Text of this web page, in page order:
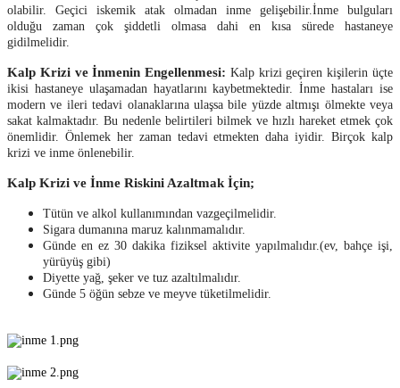
olabilir. Geçici iskemik atak olmadan inme gelişebilir.İnme bulguları
olduğu zaman çok şiddetli olmasa dahi en kısa sürede hastaneye
gidilmelidir.
Kalp Krizi ve İnmenin Engellenmesi: Kalp krizi geçiren kişilerin üçte
ikisi hastaneye ulaşamadan hayatlarını kaybetmektedir. İnme hastaları ise
modern ve ileri tedavi olanaklarına ulaşsa bile yüzde altmışı ölmekte veya
sakat kalmaktadır. Bu nedenle belirtileri bilmek ve hızlı hareket etmek çok
önemlidir. Önlemek her zaman tedavi etmekten daha iyidir. Birçok kalp
krizi ve inme önlenebilir.
Kalp Krizi ve İnme Riskini Azaltmak İçin;
Tütün ve alkol kullanımından vazgeçilmelidir.
Sigara dumanına maruz kalınmamalıdır.
Günde en ez 30 dakika fiziksel aktivite yapılmalıdır.(ev, bahçe işi,
yürüyüş gibi)
Diyette yağ, şeker ve tuz azaltılmalıdır.
Günde 5 öğün sebze ve meyve tüketilmelidir.